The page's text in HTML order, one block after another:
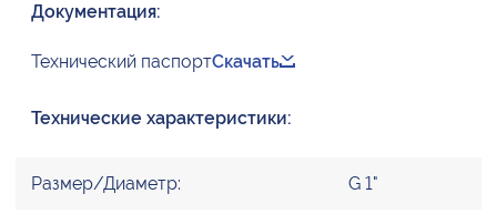
Документация:
Технический паспортСкачать
Технические характеристики:
Размер/Диаметр: G 1"